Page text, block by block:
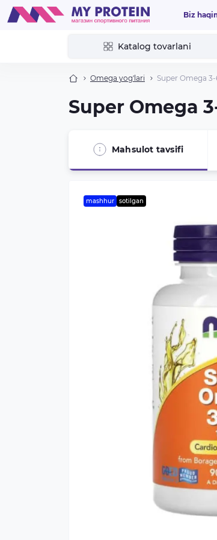
Biz
Katalog tovarlani
Omega yog'lari Super Omega
Super Omega
Mahsulot tavsifi
mashhur sotilgan